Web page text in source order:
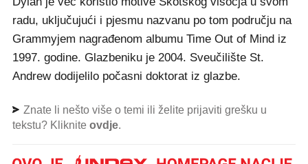
radu, uključujući i pjesmu nazvanu po tom području na
Grammyjem nagrađenom albumu Time Out of Mind iz
1997. godine. Glazbeniku je 2004. Sveučilište St.
Andrew dodijelilo počasni doktorat iz glazbe.
Znate li nešto više o temi ili želite prijaviti grešku u
tekstu? Kliknite ovdje.